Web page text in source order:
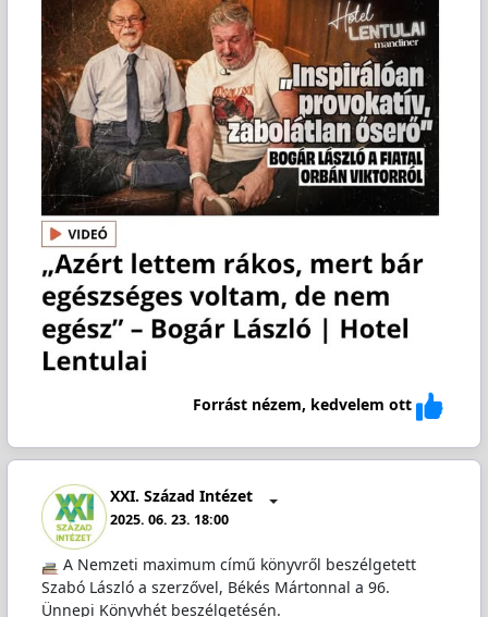
Forrást nézem, kedvelem ott
XXI. Század Intézet
2025. 06. 23. 18:00
A Nemzeti maximum című könyvről beszélgetett
Szabó László a szerzővel, Békés Mártonnal a 96.
Ünnepi Könyvhét beszélgetésén.